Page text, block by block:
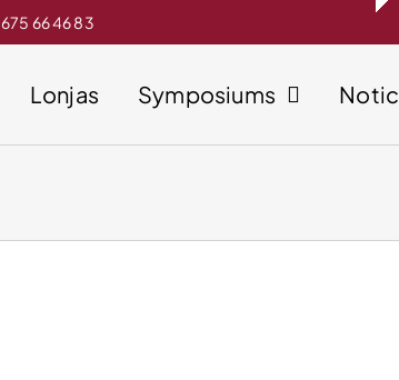
675 66 46 83
Lonjas Symposiums